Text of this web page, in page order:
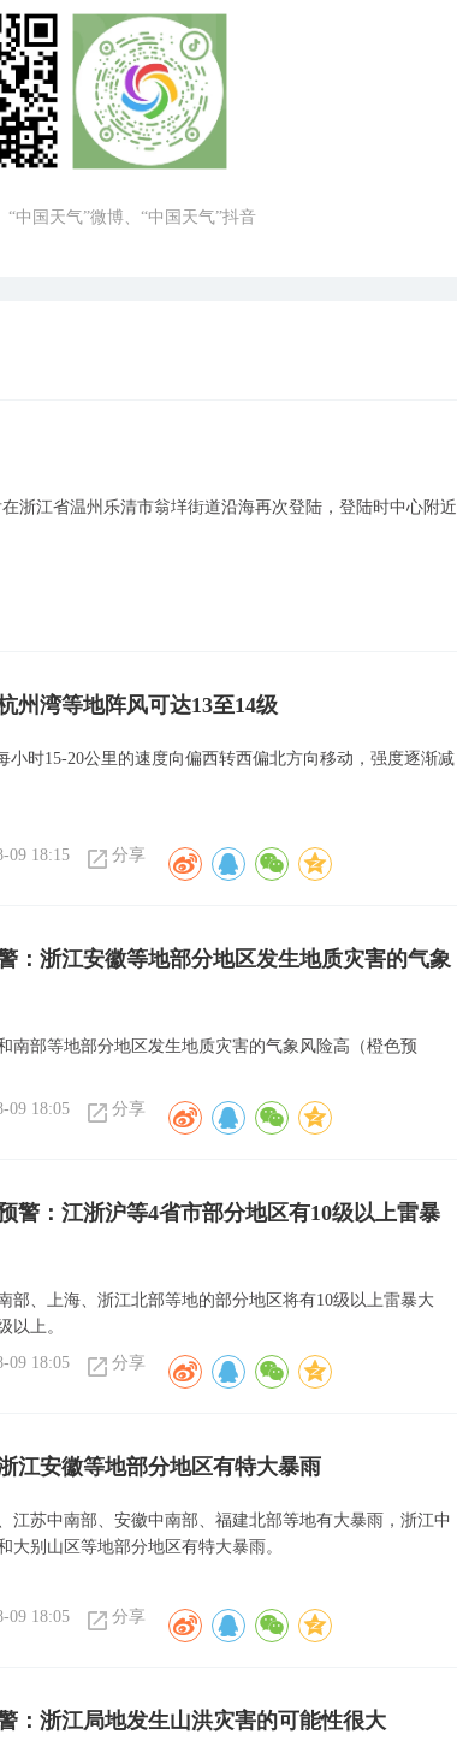
中国天气”微博、“中国天气”抖音
浙江省温州乐清市翁垟街道沿海再次登陆，登陆时中心附近
州湾等地阵风可达13至14级
小时15-20公里的速度向偏西转西偏北方向移动，强度逐渐减
09 18:15 分享
：浙江安徽等地部分地区发生地质灾害的气象
南部等地部分地区发生地质灾害的气象风险高（橙色预
09 18:05 分享
警：江浙沪等4省市部分地区有10级以上雷暴
部、上海、浙江北部等地的部分地区将有10级以上雷暴大
以上。
09 18:05 分享
江安徽等地部分地区有特大暴雨
江苏中南部、安徽中南部、福建北部等地有大暴雨，浙江中
大别山区等地部分地区有特大暴雨。
09 18:05 分享
：浙江局地发生山洪灾害的可能性很大